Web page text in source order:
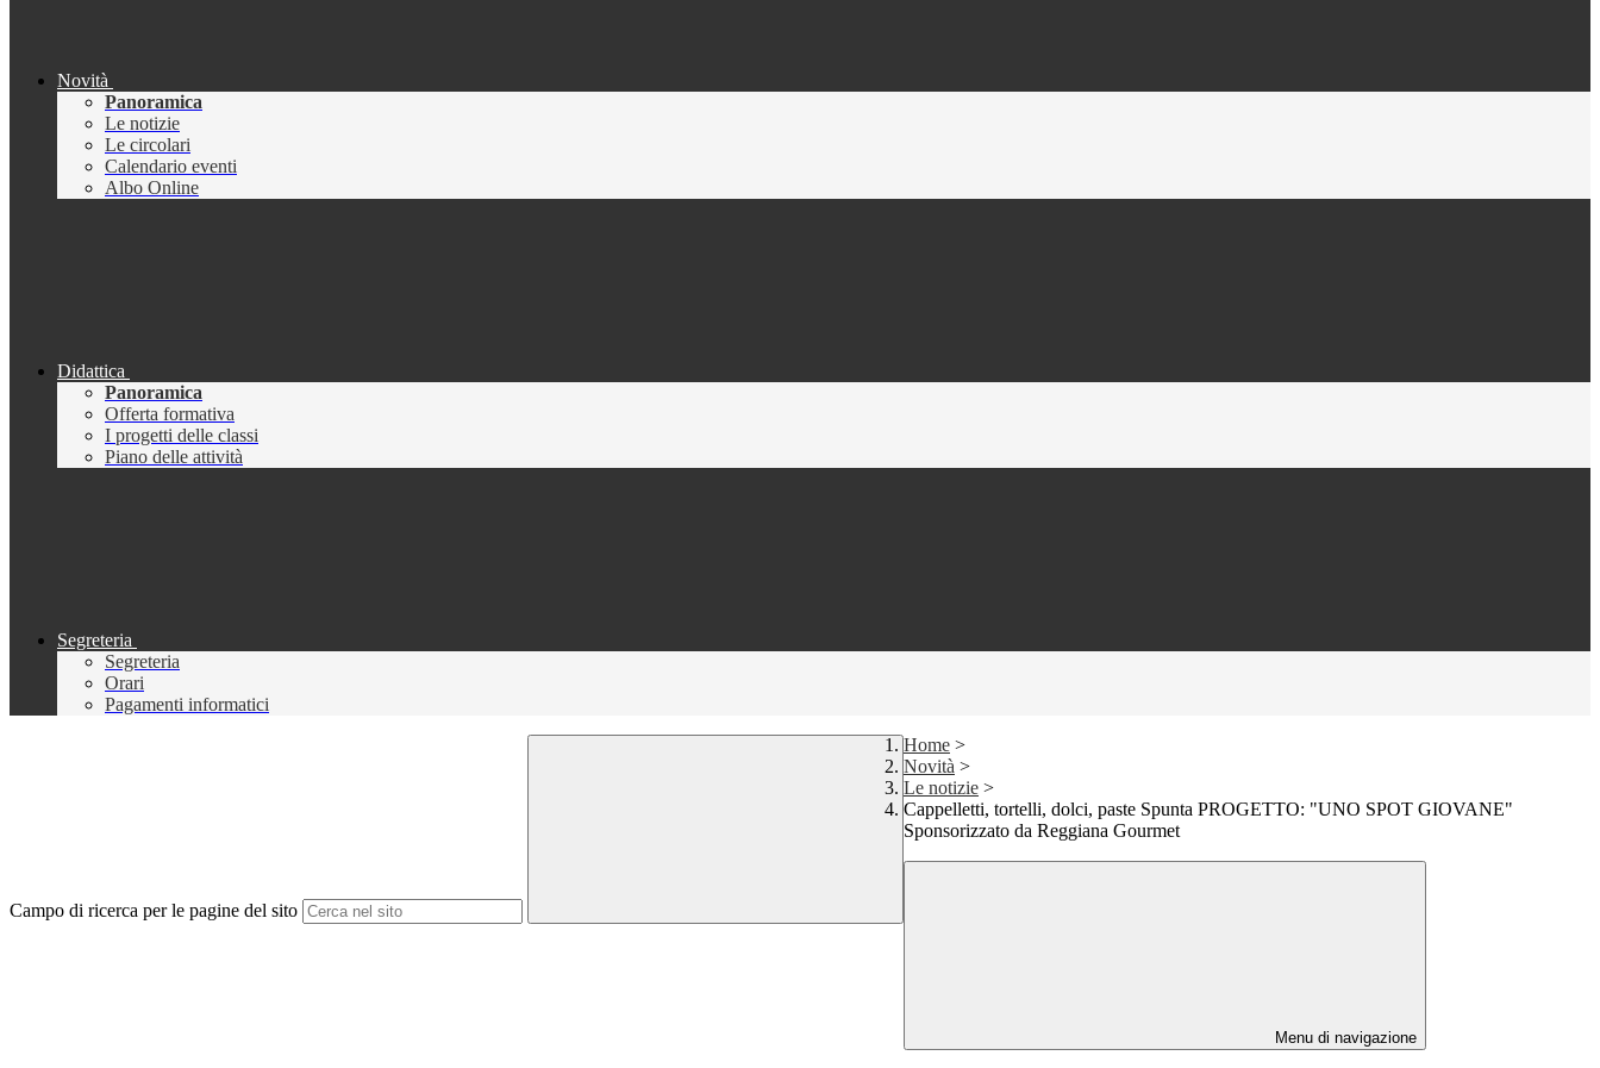
Novità
Panoramica
Le notizie
Le circolari
Calendario eventi
Albo Online
Didattica
Panoramica
Offerta formativa
I progetti delle classi
Piano delle attività
Segreteria
Segreteria
Orari
Pagamenti informatici
Campo di ricerca per le pagine del sito
Home >
Novità >
Le notizie >
Cappelletti, tortelli, dolci, paste Spunta PROGETTO: "UNO SPOT GIOVANE"
Sponsorizzato da Reggiana Gourmet
Menu di navigazione